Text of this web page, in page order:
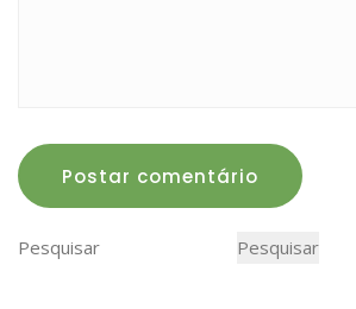
Postar comentário
Pesquisar
Pesquisar